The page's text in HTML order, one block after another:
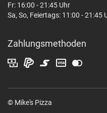
Fr: 16:00 - 21:45 Uhr
Sa, So, Feiertags: 11:00 - 21:45
Zahlungsmethoden
© Mike's Pizza